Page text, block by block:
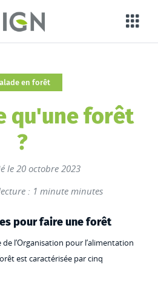
en forêt
qu'une forêt
?
le 20 octobre 2023
: 1 minute minutes
pour faire une forêt
l’Organisation pour l’alimentation
est caractérisée par cinq